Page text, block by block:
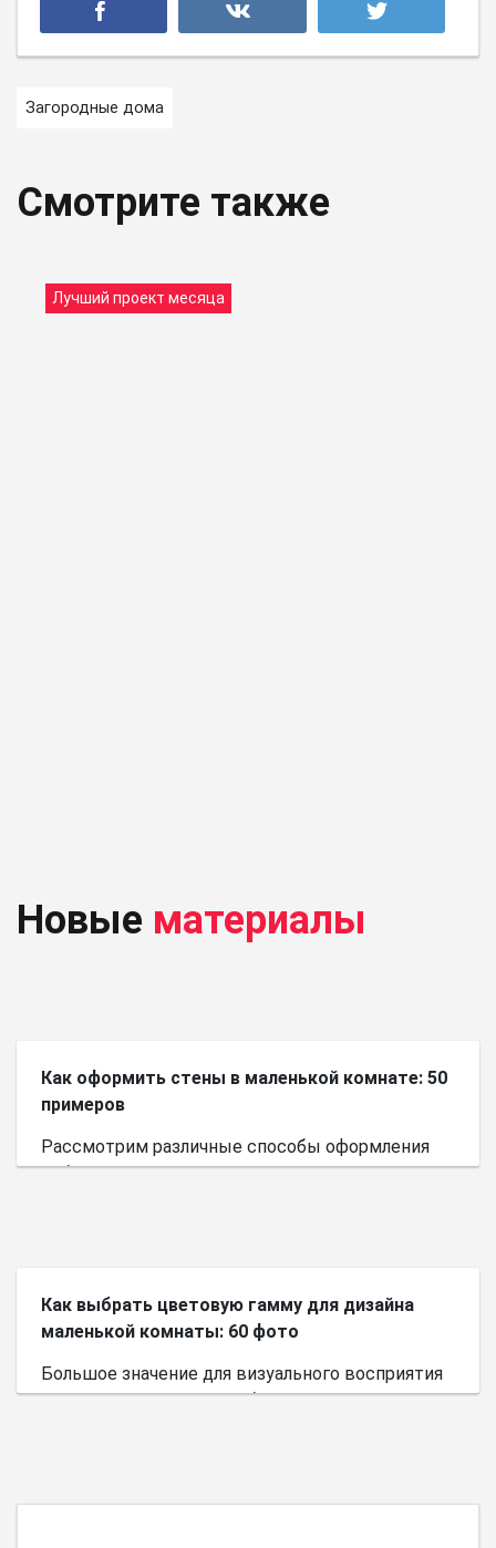
Загородные дома
Смотрите также
Лучший проект месяца
Новые материалы
Как оформить стены в маленькой комнате: 50
примеров
Рассмотрим различные способы оформления
небольшого пространства.
Как выбрать цветовую гамму для дизайна
маленькой комнаты: 60 фото
Большое значение для визуального восприятия
пространства имеет выбор цветовой палитры.